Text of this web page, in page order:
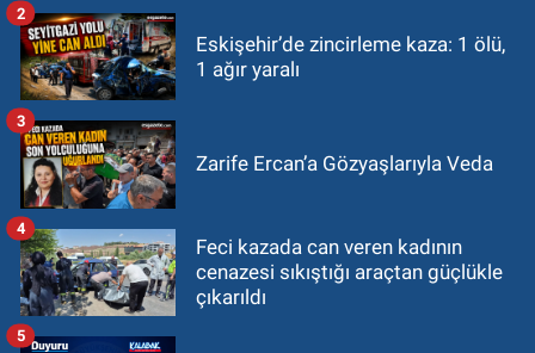
Eskişehir’de zincirleme kaza: 1 ölü,
1 ağır yaralı
2
Zarife Ercan’a Gözyaşlarıyla Veda
3
Feci kazada can veren kadının
cenazesi sıkıştığı araçtan güçlükle
çıkarıldı
4
5